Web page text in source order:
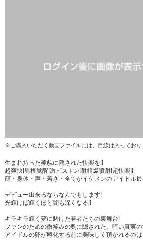
※ご購入いただく動画ファイルには、目線は入っており
生まれ持った美貌に隠された快楽を!!
超爽快!男根覚醒!激ピストン!射精爆噴射!超快楽!!
顔・身体・声・若さ・全てがイケメンのアイドル
デビュー出来るならなんでもします!
光輝けば輝くほど闇も深くなる!!
キラキラ輝く夢に賭けた若者たちの裏舞台!
ファンのための微笑みの奥に隠された、暗い真実の
アイドルの卵が孵化する前に美味しく頂かれるのは